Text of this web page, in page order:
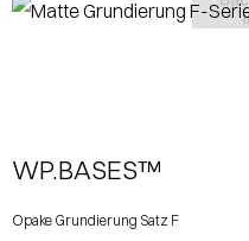
WP.BASES™
Opake Grundierung Satz F